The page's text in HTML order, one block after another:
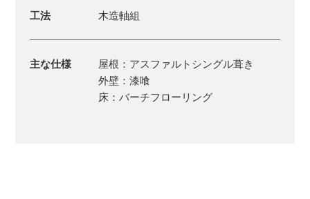
工法 木造軸組
主な仕様
屋根：アスファルトシングル葺き
外壁：漆喰
床：バーチフローリング